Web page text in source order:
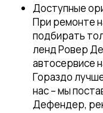
Доступные
При ремонте
подбирать
ленд Ровер
автосервисе
Гораздо
нас – мы
Дефендер,